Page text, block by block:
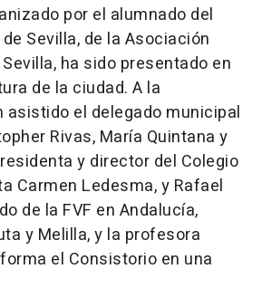
por el alumnado del
Sevilla, de la Asociación
ha sido presentado en
de la ciudad. A la
asistido el delegado municipal
Rivas, María Quintana y
y director del Colegio
Carmen Ledesma, y Rafael
de la FVF en Andalucía,
y Melilla, y la profesora
el Consistorio en una